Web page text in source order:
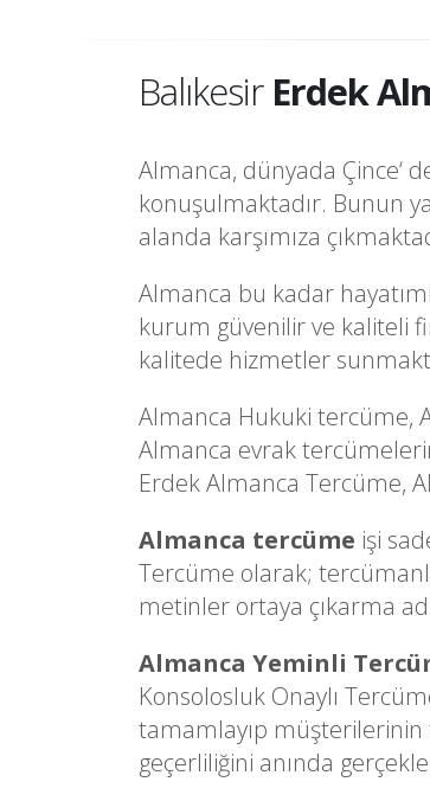
Balıkesir Erdek
Almanca, dünyada Çince‘
konuşulmaktadır. Bunun
alanda karşımıza
Almanca bu kadar
kurum güvenilir ve kaliteli
kalitede hizmetler
Almanca Hukuki tercüme,
Almanca evrak
Erdek Almanca Tercüme,
Almanca tercüme işi
Tercüme olarak;
metinler ortaya çıkarma
Almanca Yeminli
Konsolosluk Onaylı
tamamlayıp müşterilerinin
geçerliliğini anında